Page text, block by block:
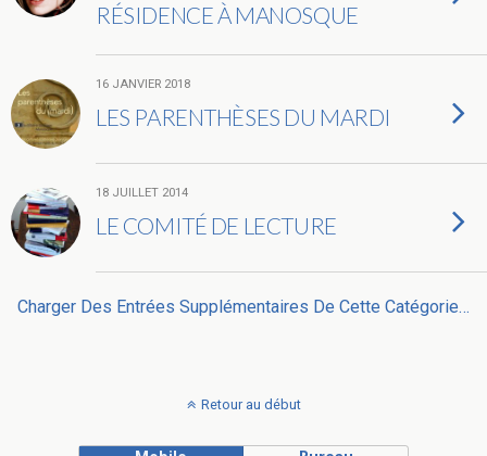
RÉSIDENCE À MANOSQUE
16 JANVIER 2018
LES PARENTHÈSES DU MARDI
18 JUILLET 2014
LE COMITÉ DE LECTURE
Charger Des Entrées Supplémentaires De Cette Catégorie…
Retour au début